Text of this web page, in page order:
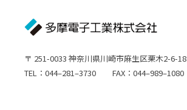
〒 251-0033 神奈川県川崎市麻生区栗木2-6-18
TEL：044–281–3730 FAX：044–989–1080